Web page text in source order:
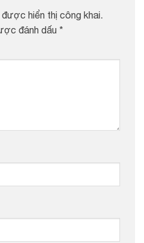
hiển thị công khai.
đánh dấu *